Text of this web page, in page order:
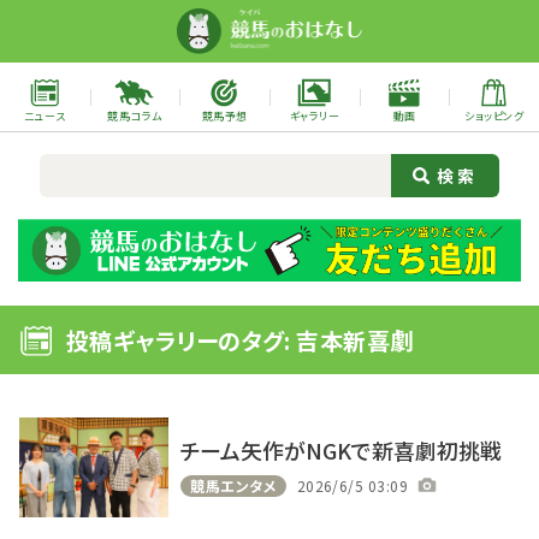
ニュース 競馬コラム 競馬予想 ギャラリー 動画 ショッピング
投稿ギャラリーのタグ: 吉本新喜劇
チーム矢作がNGKで新喜劇初挑戦
競馬エンタメ 2026/6/5 03:09